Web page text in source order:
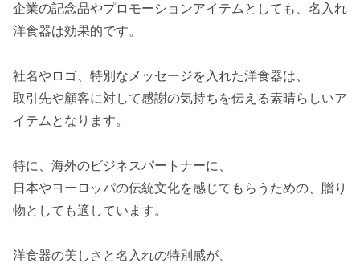
企業の記念品やプロモーションアイテムとしても、名入れ
洋食器は効果的です。
社名やロゴ、特別なメッセージを入れた洋食器は、
取引先や顧客に対して感謝の気持ちを伝える素晴らしいア
イテムとなります。
特に、海外のビジネスパートナーに、
日本やヨーロッパの伝統文化を感じてもらうための、贈り
物としても適しています。
洋食器の美しさと名入れの特別感が、